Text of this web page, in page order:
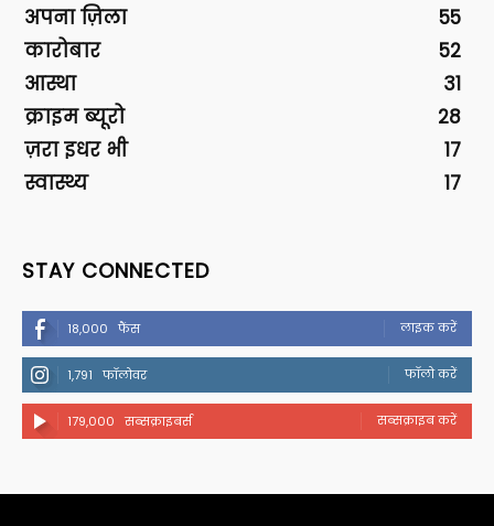
अपना ज़िला
55
कारोबार
52
आस्था
31
क्राइम ब्यूरो
28
ज़रा इधर भी
17
स्वास्थ्य
17
STAY CONNECTED
18,000 फैंस लाइक करें
1,791 फॉलोवर फॉलो करें
179,000 सब्सक्राइबर्स सब्सक्राइब करें